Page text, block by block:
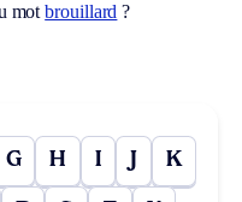
motbrouillard ?
G H I J K